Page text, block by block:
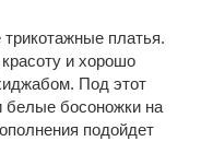
платья.
и хорошо
Под этот
белые босоножки на
подойдет